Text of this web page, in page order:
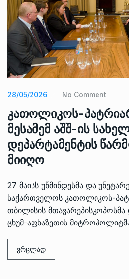
28/05/2026 No Comment
კათოლიკოს-
მესამემ აშშ-ის
დეპარტამენტის
მიიღო
27 მაისს უწმინდესმა და
საქართველოს კათოლიკოს-
თბილისის მთავარეპისკოპოსმა
ცხუმ-აფხაზეთის
ვრცლად